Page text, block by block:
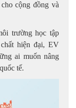
cộng đồng và
trường học tập
hiện đại, EV
ai muốn nâng
tế.